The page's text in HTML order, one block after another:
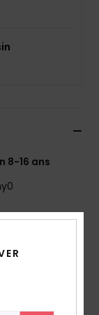
8-16 ans
de production